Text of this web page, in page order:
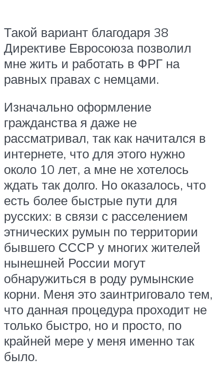
Такой вариант благодаря 38
Директиве Евросоюза позволил
мне жить и работать в ФРГ на
равных правах с немцами.
Изначально оформление
гражданства я даже не
рассматривал, так как начитался в
интернете, что для этого нужно
около 10 лет, а мне не хотелось
ждать так долго. Но оказалось, что
есть более быстрые пути для
русских: в связи с расселением
этнических румын по территории
бывшего СССР у многих жителей
нынешней России могут
обнаружиться в роду румынские
корни. Меня это заинтриговало тем,
что данная процедура проходит не
только быстро, но и просто, по
крайней мере у меня именно так
было.